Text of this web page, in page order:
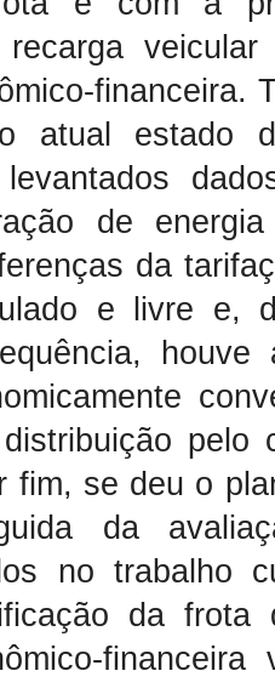
recarga
financeira.
atual estado
levantados
de
da
e livre e,
pelo
fim, se deu o
da
no trabalho
da